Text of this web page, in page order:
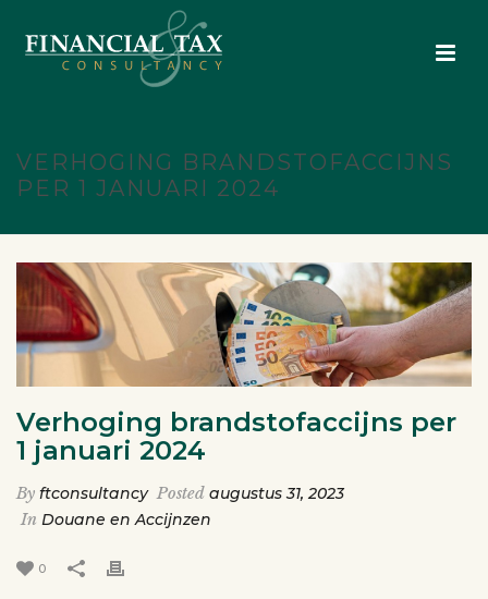
VERHOGING BRANDSTOFACCIJNS
PER 1 JANUARI 2024
Verhoging brandstofaccijns per
1 januari 2024
By ftconsultancy Posted augustus 31, 2023
In Douane en Accijnzen
0